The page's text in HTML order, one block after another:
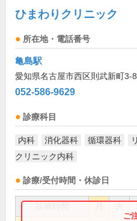
ひまわりクリニック
所在地・電話番号
亀島駅
愛知県名古屋市西区則武新町3-
052-586-9629
診療科目
内科 消化器科 循環器科
クリニック内科
診療/受付時間・休診日